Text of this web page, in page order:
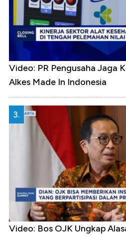
Video: PR Pengusaha Jaga
Alkes Made In Indonesia
3.
Video: Bos OJK Ungkap